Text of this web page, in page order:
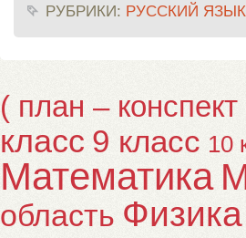
РУБРИКИ: РУССКИЙ ЯЗЫК
( план –
класс 9 класс 10
Математика
область Физика